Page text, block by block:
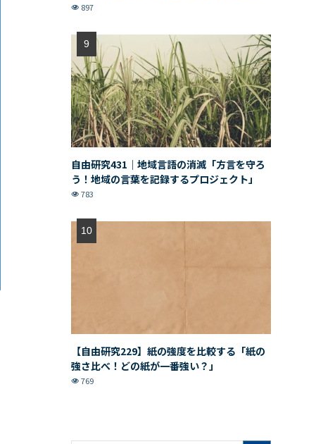
897
自由研究431｜地域言語の消滅「方言を守ろ
う！地域の言葉を記録するプロジェクト」
783
【自由研究229】紙の強度を比較する「紙の
強さ比べ！どの紙が一番強い？」
769